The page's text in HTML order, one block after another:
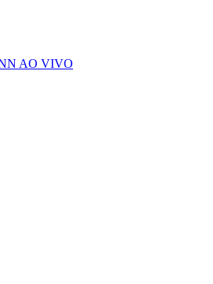
AO VIVO